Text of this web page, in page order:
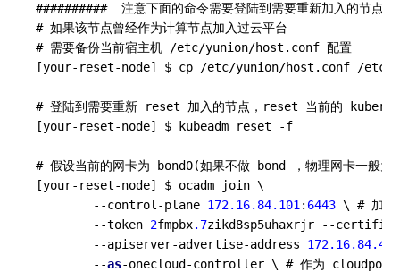
##########  注意下面的命令需要登陆到需要重新加入的节点
# 如果该节点曾经作为计算节点加入过云平台
# 需要备份当前宿主机 /etc/yunion/host.conf 配置
[your-reset-node] $ cp /etc/yunion/host.conf /etc/
# 登陆到需要重新 reset 加入的节点，reset 当前的
[your-reset-node] $ kubeadm reset -f
# 假设当前的网卡为 bond0(如果不做 bond ，物理网卡一
[your-reset-node] $ ocadm join \
        --control-plane
172.16.84.101 : 6443 \ # 加入
        --token
2fmpbx.7zikd8sp5uhaxrjr --
        --apiserver-advertise-address
172.16.84.40
        --
as-onecloud-controller \ # 作为 cloudpods